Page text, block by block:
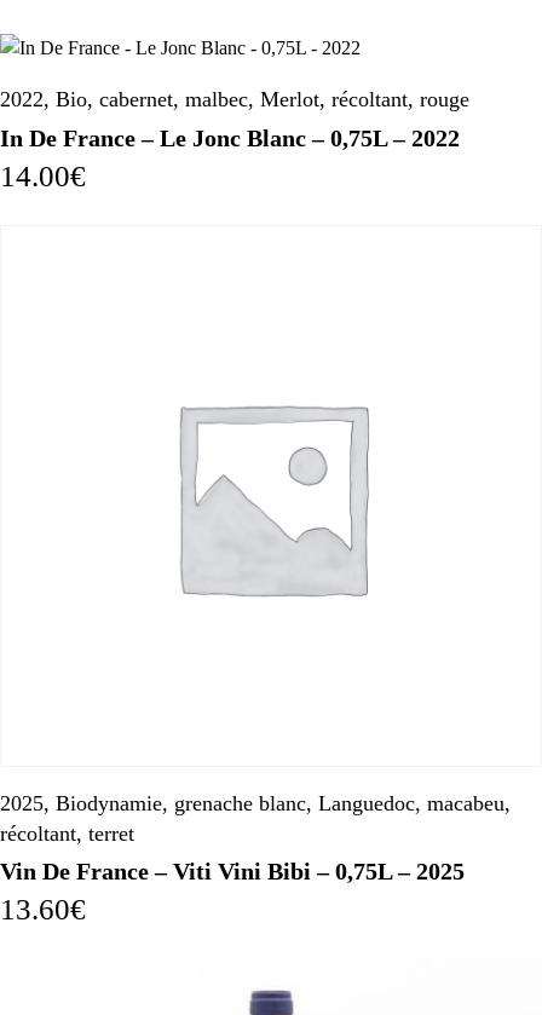
2022, Bio, cabernet, malbec, Merlot, récoltant, rouge
In De France – Le Jonc Blanc – 0,75L – 2022
14.00€
2025, Biodynamie, grenache blanc, Languedoc, macabeu,
récoltant, terret
Vin De France – Viti Vini Bibi – 0,75L – 2025
13.60€